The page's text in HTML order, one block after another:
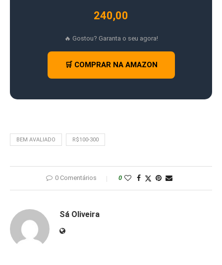
240,00
🔥 Gostou? Garanta o seu agora!
🛒 COMPRAR NA AMAZON
BEM AVALIADO R$100-300
0 Comentários 0
Sá Oliveira